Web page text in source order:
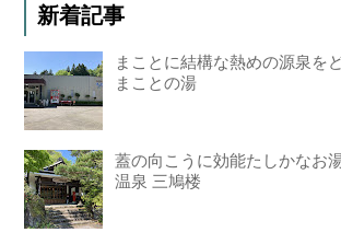
新着記事
まことに結構な熱めの源泉を
まことの湯
蓋の向こうに効能たしかなお
温泉 三鳩楼